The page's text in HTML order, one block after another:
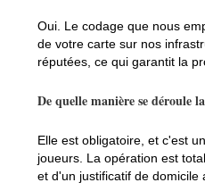
Oui. Le codage que nous
de votre carte sur nos
réputées, ce qui garantit la
De quelle manière se déroule
Elle est obligatoire, et c'est
joueurs. La opération est
et d'un justificatif de domicile